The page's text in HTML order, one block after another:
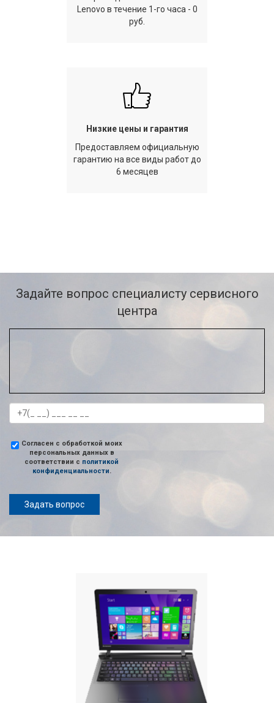
Lenovo в течение 1-го часа - 0
руб.
Низкие цены и гарантия
Предоставляем официальную
гарантию на все виды работ до
6 месяцев
Задайте вопрос специалисту сервисного
центра
Согласен с обработкой моих
персональных данных в
соответствии с политикой
конфиденциальности.
Задать вопрос